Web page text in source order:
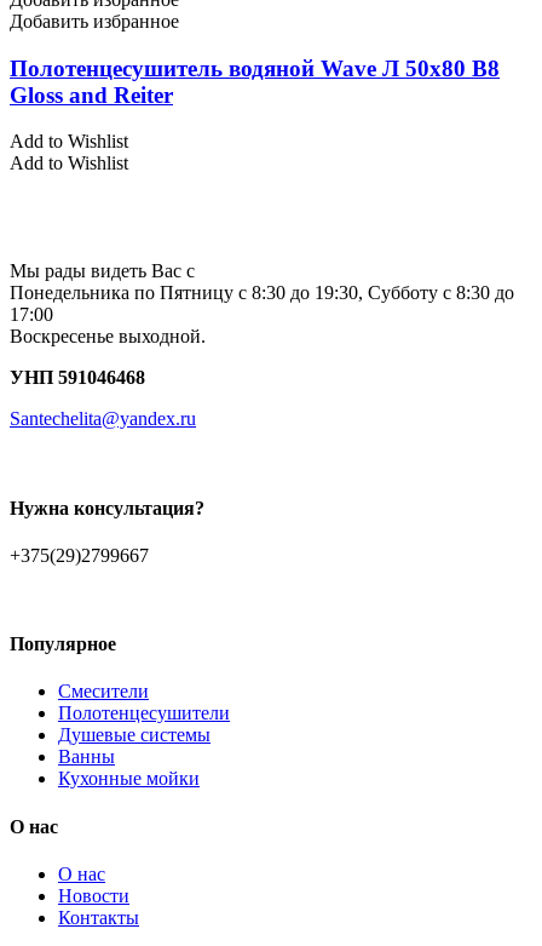
Добавить избранное
Полотенцесушитель водяной Wave Л 50х80 В8
Gloss and Reiter
Add to Wishlist
Add to Wishlist
Мы рады видеть Вас с
Понедельника по Пятницу с 8:30 до 19:30, Субботу с 8:30 до
17:00
Воскресенье выходной.
УНП 591046468
Santechelita@yandex.ru
Нужна консультация?
+375(29)2799667
Популярное
Смесители
Полотенцесушители
Душевые системы
Ванны
Кухонные мойки
О нас
О нас
Новости
Контакты